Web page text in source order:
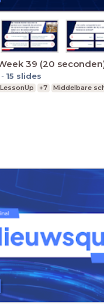
39 (20
- 15 slides
LessonUp +7 Middelbare